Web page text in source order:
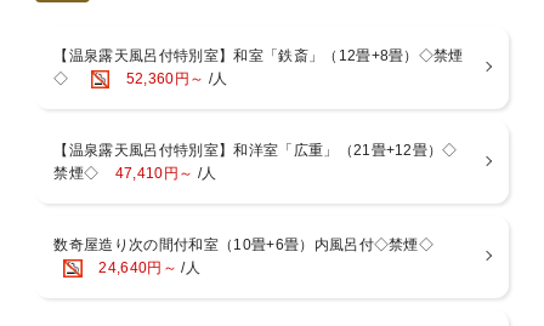
ございますのでご了承くださいませ。
■お食事処について
52.2度の絶えず湧き出ております自家源泉。湯河原の湯は「薬師の
湯」と呼ばれ、弱食塩泉・弱アルカリ性という理想的な泉質で、非常
【温泉露天風呂付特別室】和室「鉄斎」（12畳+8畳）◇禁煙
◇
52,360円～ /人
【温泉露天風呂付特別室】和洋室「広重」（21畳+12畳）◇
禁煙◇ 47,410円～ /人
数奇屋造り次の間付和室（10畳+6畳）内風呂付◇禁煙◇
24,640円～ /人